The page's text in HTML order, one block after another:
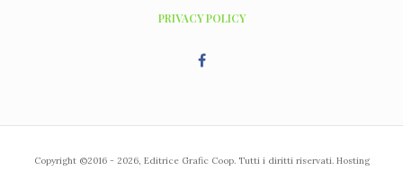
PRIVACY POLICY
Copyright ©2016 - 2026, Editrice Grafic Coop. Tutti i diritti riservati. Hosting